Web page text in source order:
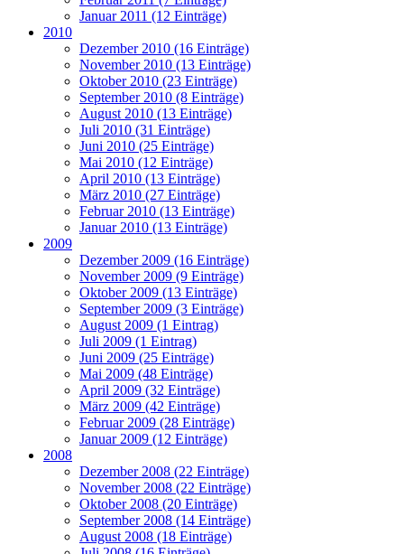
Januar 2011 (12 Einträge)
2010
Dezember 2010 (16 Einträge)
November 2010 (13 Einträge)
Oktober 2010 (23 Einträge)
September 2010 (8 Einträge)
August 2010 (13 Einträge)
Juli 2010 (31 Einträge)
Juni 2010 (25 Einträge)
Mai 2010 (12 Einträge)
April 2010 (13 Einträge)
März 2010 (27 Einträge)
Februar 2010 (13 Einträge)
Januar 2010 (13 Einträge)
2009
Dezember 2009 (16 Einträge)
November 2009 (9 Einträge)
Oktober 2009 (13 Einträge)
September 2009 (3 Einträge)
August 2009 (1 Eintrag)
Juli 2009 (1 Eintrag)
Juni 2009 (25 Einträge)
Mai 2009 (48 Einträge)
April 2009 (32 Einträge)
März 2009 (42 Einträge)
Februar 2009 (28 Einträge)
Januar 2009 (12 Einträge)
2008
Dezember 2008 (22 Einträge)
November 2008 (22 Einträge)
Oktober 2008 (20 Einträge)
September 2008 (14 Einträge)
August 2008 (18 Einträge)